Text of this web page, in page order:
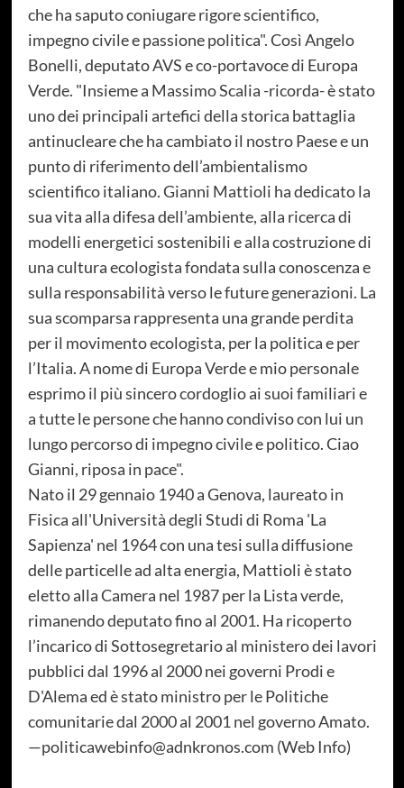
che ha saputo coniugare rigore scientifico,
impegno civile e passione politica". Così Angelo
Bonelli, deputato AVS e co-portavoce di Europa
Verde. "Insieme a Massimo Scalia -ricorda- è stato
uno dei principali artefici della storica battaglia
antinucleare che ha cambiato il nostro Paese e un
punto di riferimento dell’ambientalismo
scientifico italiano. Gianni Mattioli ha dedicato la
sua vita alla difesa dell’ambiente, alla ricerca di
modelli energetici sostenibili e alla costruzione di
una cultura ecologista fondata sulla conoscenza e
sulla responsabilità verso le future generazioni. La
sua scomparsa rappresenta una grande perdita
per il movimento ecologista, per la politica e per
l’Italia. A nome di Europa Verde e mio personale
esprimo il più sincero cordoglio ai suoi familiari e
a tutte le persone che hanno condiviso con lui un
lungo percorso di impegno civile e politico. Ciao
Gianni, riposa in pace".
Nato il 29 gennaio 1940 a Genova, laureato in
Fisica all'Università degli Studi di Roma 'La
Sapienza' nel 1964 con una tesi sulla diffusione
delle particelle ad alta energia, Mattioli è stato
eletto alla Camera nel 1987 per la Lista verde,
rimanendo deputato fino al 2001. Ha ricoperto
l’incarico di Sottosegretario al ministero dei lavori
pubblici dal 1996 al 2000 nei governi Prodi e
D'Alema ed è stato ministro per le Politiche
comunitarie dal 2000 al 2001 nel governo Amato.
—politicawebinfo@adnkronos.com (Web Info)